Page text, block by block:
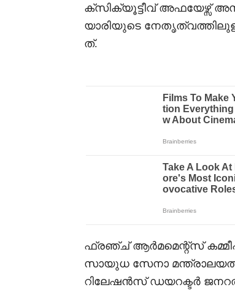
ക്സിക്യൂട്ടീവ് അഫയേഴ്സ്
യാരിയുടെ
ത്.
ഫ്രഞ്ച് ആർമമെന്റ്സ്
സായുധ സേനാ
റിലേഷൻസ് ഡയറക്ടർ